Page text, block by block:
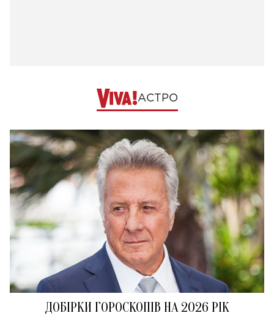
АСТРО
ДОБІРКИ ГОРОСКОПІВ НА 2026 РІК